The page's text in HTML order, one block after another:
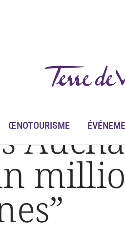
ŒNOTOURISME
en quatre semaines »